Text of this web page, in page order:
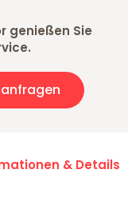
genießen Sie
& Details